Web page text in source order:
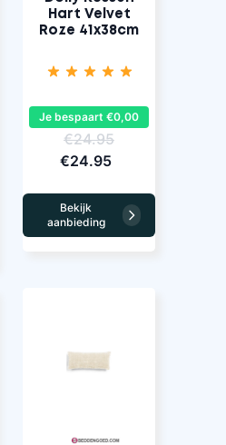
Hart Velvet
Roze 41x38cm
Je bespaart €0,00
€24.95
€24.95
Bekijk
aanbieding